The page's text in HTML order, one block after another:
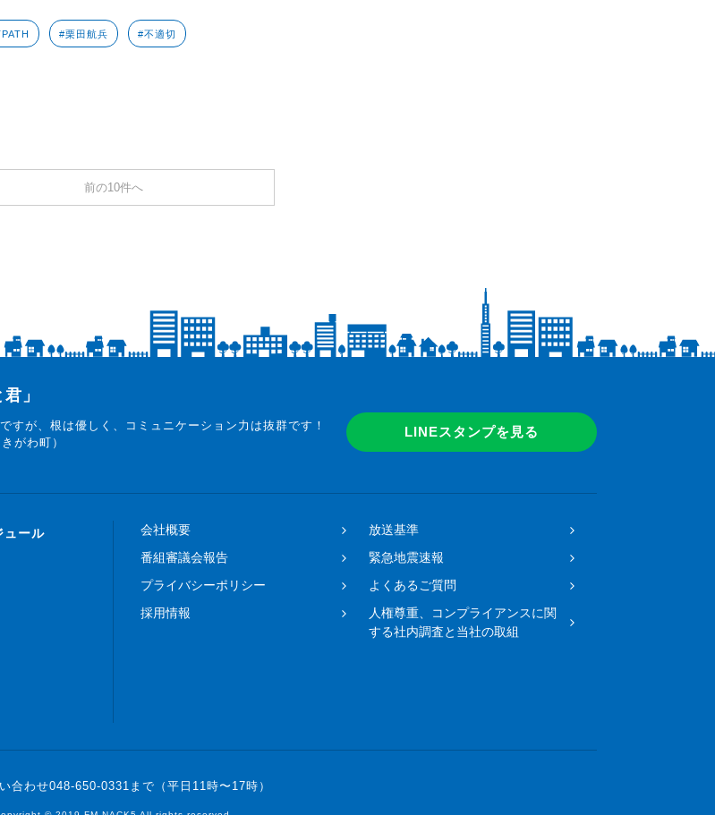
#栗田航兵 #不適切
前の10件へ
」
すが、根は優しく、コミュニケーション力は抜群です！
がわ町）
LINEスタンプを見る
ュール 会社概要
放送基準
番組審議会報告
緊急地震速報
プライバシーポリシー
よくあるご質問
採用情報
人権尊重、コンプライアンスに関
する社内調査と当社の取組
合わせ048-650-0331まで（平日11時〜17時）